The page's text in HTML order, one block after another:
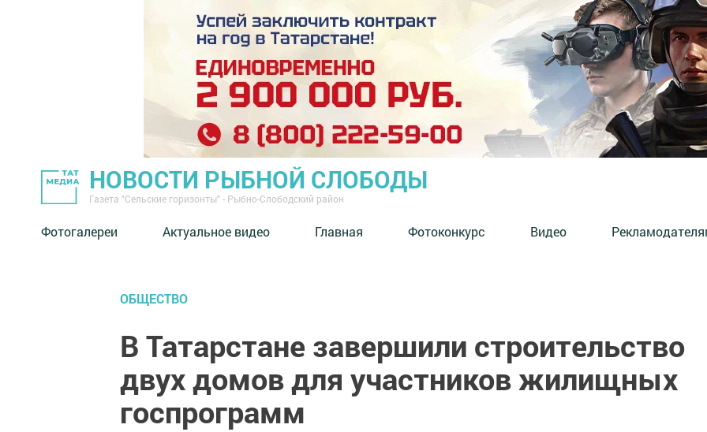
НОВОСТИ РЫБНОЙ СЛОБОДЫ
Газета "Сельские горизонты" - Рыбно-Слободский район
Фотогалереи Актуальное видео Главная Фотоконкурс Видео
ОБЩЕСТВО
В Татарстане завершили строительство
двух домов для участников жилищных
госпрограмм